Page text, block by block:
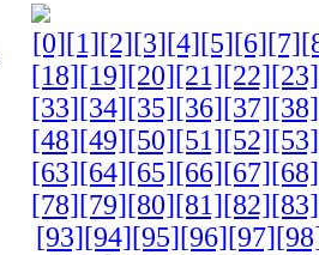
[0] [1] [2] [3] [4] [5] [6] [7]
[18] [19] [20] [21] [22] [23]
[33] [34] [35] [36] [37] [38]
[48] [49] [50] [51] [52] [53]
[63] [64] [65] [66] [67] [68]
[78] [79] [80] [81] [82] [83]
[93] [94] [95] [96] [97]